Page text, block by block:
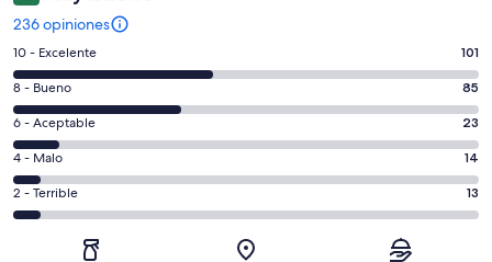
236 opiniones
Puntuación
de
10,
es
decir,
Excelente.
Basada
en
10 - Excelente 101
Puntuación
de
8,
es
decir,
Bueno.
8 - Bueno 85
Puntuación
de
6,
es
decir,
Aceptable.
6 - Aceptable 23
Puntuación
de
4,
4 - Malo 14
Puntuación
de
2 - Terrible 13